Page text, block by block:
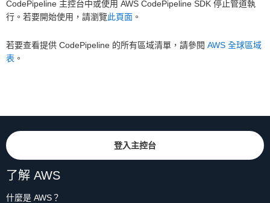
CodePipeline 主控台中或使用 AWS CodePipeline SDK 停止管道執
行。若要開始使用，請瀏覽此頁面 。
若要查看提供 CodePipeline 的所有區域清單，請參閱 AWS 全球區域
表 。
登入主控台
了解 AWS
什麼是 AWS？